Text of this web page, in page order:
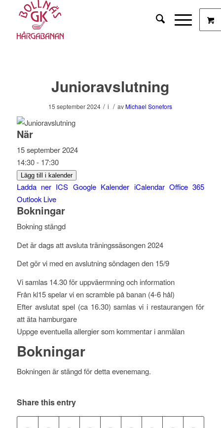
Junioravslutning
15 september 2024 / i / av Michael Sonefors
När
15 september 2024
14:30 - 17:30
Lägg till i kalender
Ladda ner ICS Google Kalender iCalendar Office 365
Outlook Live
Bokningar
Bokning stängd
Det är dags att avsluta träningssäsongen 2024
Det gör vi med en avslutning söndagen den 15/9
Vi samlas 14.30 för uppväermning och information
Från kl15 spelar vi en scramble på banan (4-6 hål)
Efter avslutat spel (ca 16.30) samlas vi i restaurangen för
att äta hamburgare
Uppge eventuella allergier som kommentar i anmälan
Bokningar
Bokningen är stängd för detta evenemang.
Share this entry